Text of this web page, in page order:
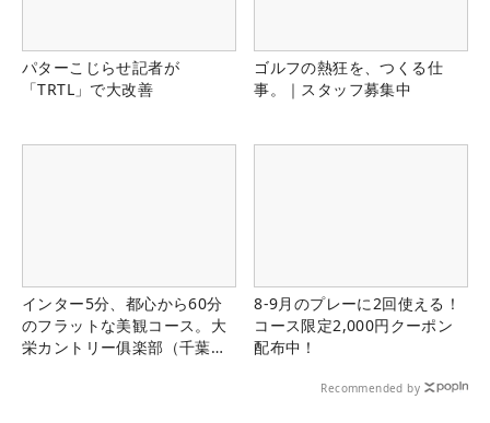
パターこじらせ記者が
「TRTL」で大改善
ゴルフの熱狂を、つくる仕
事。｜スタッフ募集中
インター5分、都心から60分
のフラットな美観コース。大
栄カントリー俱楽部（千葉
8-9月のプレーに2回使える！
コース限定2,000円クーポン
配布中！
Recommended by